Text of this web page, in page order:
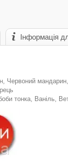
Інформація
Червоний
тонка, Ваніль,